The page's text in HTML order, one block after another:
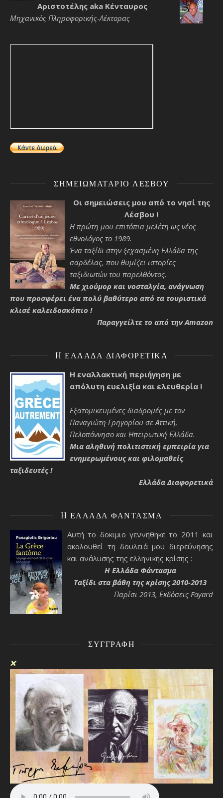
Αριστοτέλης aka Κένταυρος
Μηχανικός Πληροφορικής-Λέκτορας
ΣΗΜΕΙΩΜΑΤΆΡΙΟ ΛΈΣΒΟΥ
Οι σημειώσεις μου από το νησί της
Λέσβου !
Η πρώτη μου επιτόπια μελέτη ως νέος
εθνολόγος το 1989.
Ένα ταξίδι στην ξεχασμένη Ελλάδα της
σαρδέλας, που θυμίζει ιστορίες
ταξιδιωτών του παρελθόντος.
Με χιούμορ και νοσταλγία, ανάγνωση
που προσφέρει ένα πολύ βαθύτερο από τα τουριστικά
κλισέ καλειδοσκόπιο !
Παραγγείλτε το από την Amazon
H ΕΛΛΆΔΑ ΔΙΑΦΟΡΕΤΙΚΆ
Η εναλλακτική περιήγηση με
απόλυτη ευελιξία και ελευθερία !
Εξατομικευμένες διαδρομές με τον
Παναγιώτη Γρηγορίου σε Αττική,
Πελοπόννησο και Ηπειρωτική Ελλάδα.
Μια αληθινή πολιτιστική εμπειρία για
ενημερωμένους και φιλομαθείς
ταξιδευτές !
Ελλάδα Διαφορετικά
H ΕΛΛΆΔΑ ΦΆΝΤΑΣΜΑ
Αυτή το δοκιμιο γεννήθηκε το 2011 και
ακολουθεί τη δουλειά μου διερεύνησης
και ανάλυσης της ελληνικής κρίσης :
H Ελλάδα Φάντασμα
Ταξίδι στα βάθη της κρίσης 2010-2013
Παρίσι 2013, Εκδόσεις Fayard
ΣΥΓΓΡΑΦΉ
❌